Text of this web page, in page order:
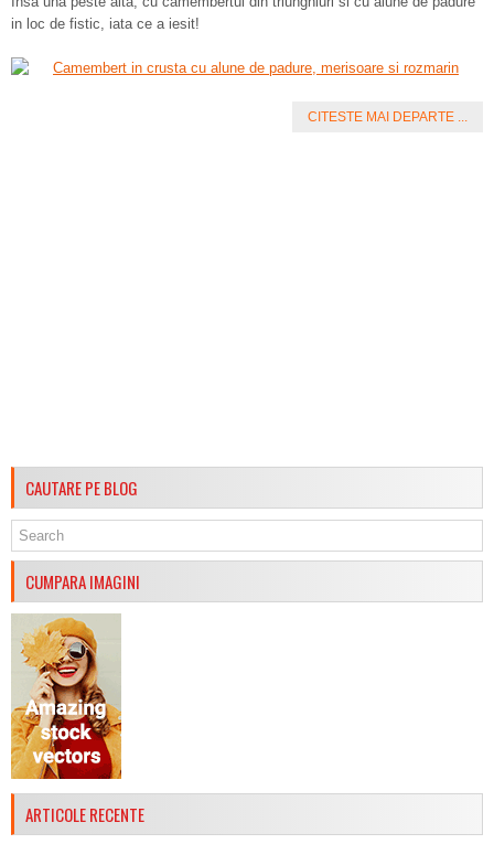
in loc de fistic, iata ce a iesit!
CITESTE MAI DEPARTE ...
CAUTARE PE BLOG
CUMPARA IMAGINI
ARTICOLE RECENTE